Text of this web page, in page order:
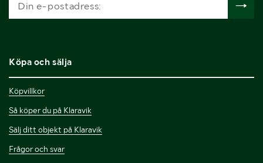
Köpa och sälja
Köpvillkor
Så köper du på Klaravik
Sälj ditt objekt på Klaravik
Frågor och svar